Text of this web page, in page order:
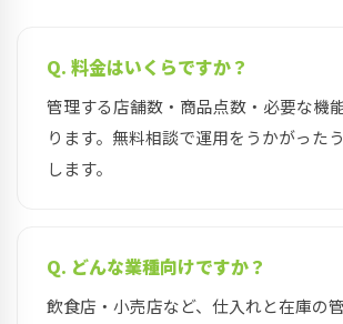
Q. 料金はいくらですか？
管理する店舗数・商品点数・必要な機
ります。無料相談で運用をうかがった
します。
Q. どんな業種向けですか？
飲食店・小売店など、仕入れと在庫の